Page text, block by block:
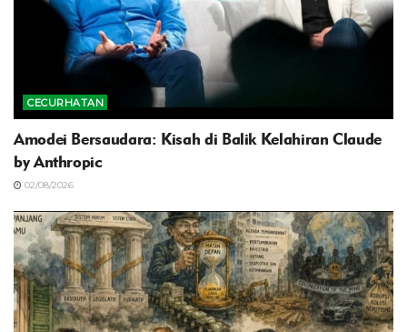
CECURHATAN
Amodei Bersaudara: Kisah di Balik Kelahiran Claude
by Anthropic
02/08/2026